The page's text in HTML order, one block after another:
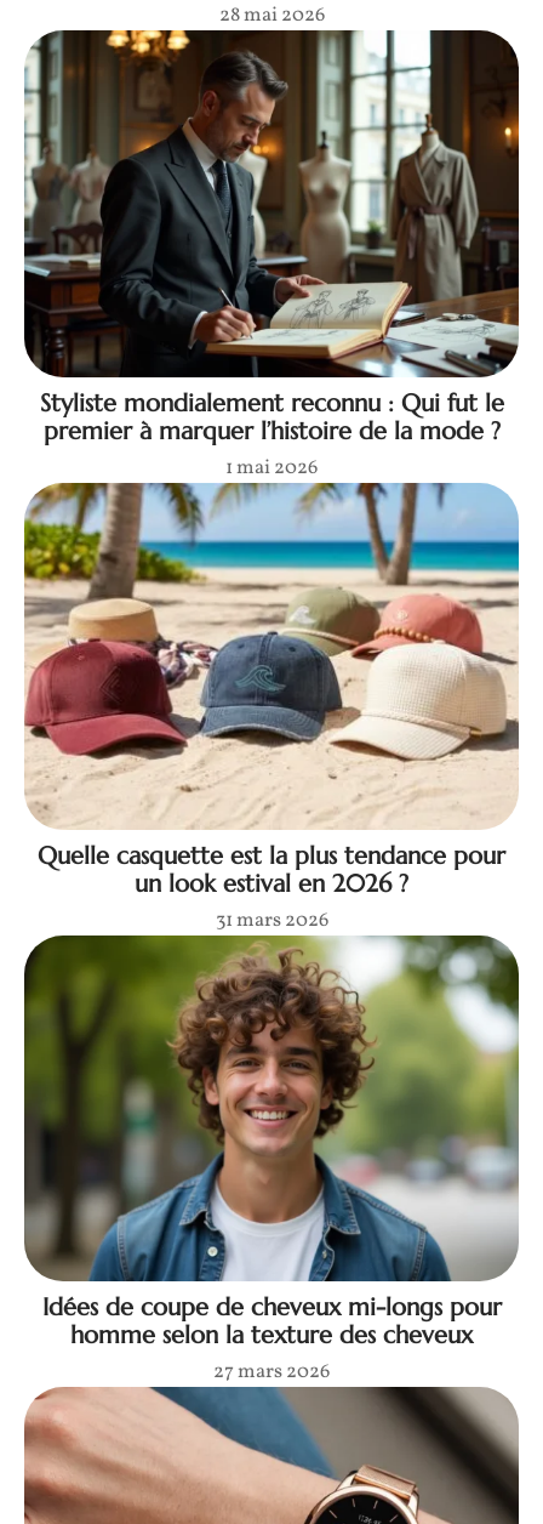
28 mai 2026
Styliste mondialement reconnu : Qui fut le
premier à marquer l’histoire de la mode ?
1 mai 2026
Quelle casquette est la plus tendance pour
un look estival en 2026 ?
31 mars 2026
Idées de coupe de cheveux mi-longs pour
homme selon la texture des cheveux
27 mars 2026